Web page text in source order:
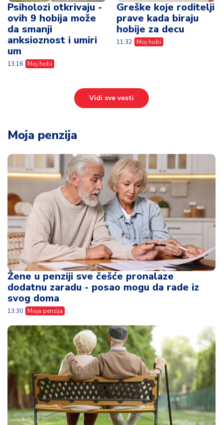
Psiholozi otkrivaju -
ovih 9 hobija može
da smanji
anksioznost i umiri
um
13:16 Moj hobi
Greške koje roditelji
prave kada biraju
hobije za decu
11:32 Moj hobi
Vidi sve vesti
Moja penzija
Žene u penziji sve češće pronalaze
dodatnu zaradu - posao mogu da rade iz
svog doma
13:30 Moja penzija